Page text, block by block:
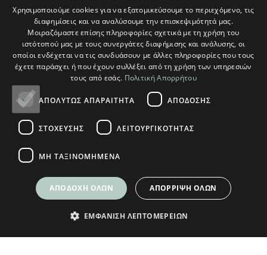
Πολιτική Απορρήτου
Επιστροφές
Ο ΛΟΓΑΡΙΑΣΜΟΣ ΜΟΥ
Ο Λογαριασμός μου
Τρόποι Παραγγελίας
Τρόποι Αποστολής
Τρόποι Πληρωμής
© Plikas Home 2026
Χρησιμοποιούμε cookies για να εξατομικεύσουμε το περιεχόμενο, τις
διαφημίσεις και να αναλύσουμε την επισκεψιμότητά μας.
Μοιραζόμαστε επίσης πληροφορίες σχετικά με τη χρήση του
ιστότοπού μας με τους συνεργάτες διαφήμισης και ανάλυσης, οι
οποίοι ενδέχεται να τις συνδυάσουν με άλλες πληροφορίες που τους
έχετε παράσχει ή που έχουν συλλέξει από τη χρήση των υπηρεσιών
τους από εσάς. Πολιτική Απορρήτου
ΑΠΟΛΎΤΩΣ ΑΠΑΡΑΊΤΗΤΑ ΑΠΌΔΟΣΗΣ
ΣΤΌΧΕΥΣΗΣ ΛΕΙΤΟΥΡΓΙΚΌΤΗΤΑΣ
ΜΗ ΤΑΞΙΝΟΜΗΜΈΝΑ
ΑΠΟΔΟΧΉ ΌΛΩΝ ΑΠΌΡΡΙΨΗ ΌΛΩΝ
ΕΜΦΆΝΙΣΗ ΛΕΠΤΟΜΕΡΕΙΏΝ